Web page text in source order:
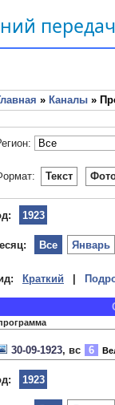
» Каналы »
Текст
1923
Январь
Все
Краткий
30-09-1923, вс 6
1923